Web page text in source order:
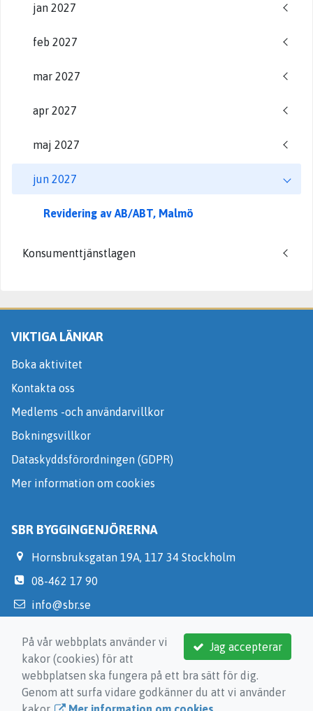
jan 2027
feb 2027
mar 2027
apr 2027
maj 2027
jun 2027
Revidering av AB/ABT, Malmö
Konsumenttjänstlagen
VIKTIGA LÄNKAR
Boka aktivitet
Kontakta oss
Medlems -och användarvillkor
Bokningsvillkor
Dataskyddsförordningen (GDPR)
Mer information om cookies
SBR BYGGINGENJÖRERNA
Hornsbruksgatan 19A, 117 34 Stockholm
08-462 17 90
info@sbr.se
Jag accepterar
På vår webbplats använder vi
kakor (cookies) för att
webbplatsen ska fungera på ett bra sätt för dig.
Genom att surfa vidare godkänner du att vi använder